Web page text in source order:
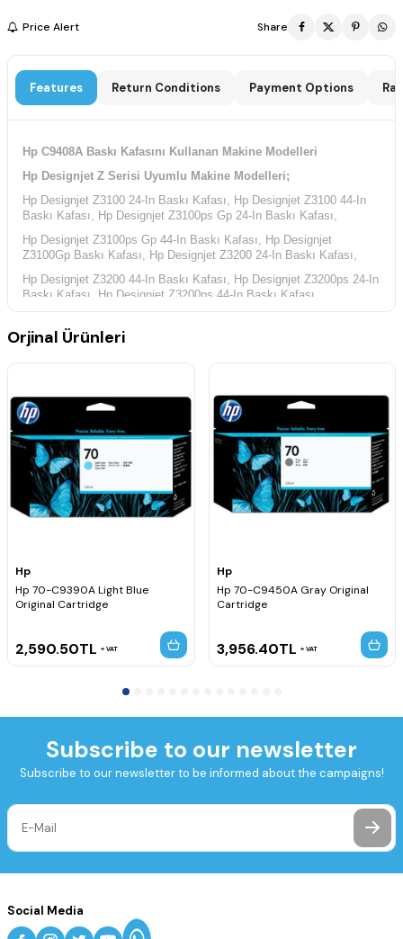
Price Alert Share
Features Return Conditions Payment Options
Hp C9408A Baskı Kafasını Kullanan Makine Modelleri
Hp Designjet Z Serisi Uyumlu Makine Modelleri;
Hp Designjet Z3100 24-In Baskı Kafası, Hp Designjet Z3100 44-In
Baskı Kafası, Hp Designjet Z3100ps Gp 24-In Baskı Kafası,
Hp Designjet Z3100ps Gp 44-In Baskı Kafası, Hp Designjet
Z3100Gp Baskı Kafası, Hp Designjet Z3200 24-In Baskı Kafası,
Hp Designjet Z3200 44-In Baskı Kafası, Hp Designjet Z3200ps 24-In
Baskı Kafası, Hp Designjet Z3200ps 44-In Baskı Kafası,
Hp Q5669A Yazıcı Kodu, Hp Q6659A Yazıcı Kodu, Hp Q5669B
Yazıcı Kodu, Hp Q6718B Yazıcı Kodu,
Hp Q6718A Yazıcı Kodu, Hp Q6721A Yazıcı Kodu, Hp Q6721B
Yazıcı Kodu, Hp Q6720A Yazıcı Kodu,
Hp Q6720B Yazıcı Kodu,
Orjinal Ürünleri
Hp
Hp 70-C9390A Light Blue
Original Cartridge
2,590.50TL VAT
Hp
Hp 70-C9450A Gray Original
Cartridge
3,956.40TL VAT
Subscribe to our newsletter
Subscribe to our newsletter to be informed about the campaigns!
Social Media